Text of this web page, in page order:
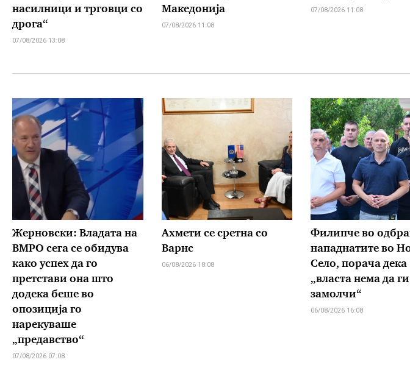
насилници и трговци со
дрога“
07/08/2026 13:08
Македонија
07/08/2026 11:08
07/08/2026 11:08
Жерновски: Владата на
ВМРО сега се обидува
како успех да го
претстави она што
додека беше во
опозиција го
нарекуваше
„предавство“
07/08/2026 07:08
Ахмети се сретна со
Варнс
06/08/2026 18:08
Филипче во
нападнатите во
Село, порача дека
„власта нема да ги
замолчи“
06/08/2026 16:08